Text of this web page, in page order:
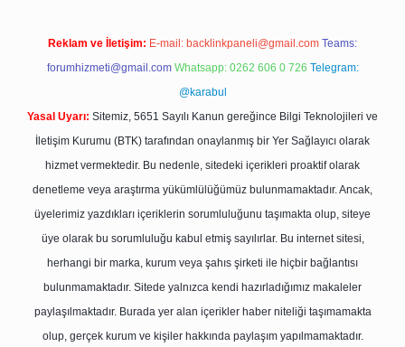
Reklam ve İletişim: E-mail: backlinkpaneli@gmail.com Teams:
forumhizmeti@gmail.com Whatsapp: 0262 606 0 726 Telegram:
@karabul
Yasal Uyarı: Sitemiz, 5651 Sayılı Kanun gereğince Bilgi Teknolojileri ve
İletişim Kurumu (BTK) tarafından onaylanmış bir Yer Sağlayıcı olarak
hizmet vermektedir. Bu nedenle, sitedeki içerikleri proaktif olarak
denetleme veya araştırma yükümlülüğümüz bulunmamaktadır. Ancak,
üyelerimiz yazdıkları içeriklerin sorumluluğunu taşımakta olup, siteye
üye olarak bu sorumluluğu kabul etmiş sayılırlar. Bu internet sitesi,
herhangi bir marka, kurum veya şahıs şirketi ile hiçbir bağlantısı
bulunmamaktadır. Sitede yalnızca kendi hazırladığımız makaleler
paylaşılmaktadır. Burada yer alan içerikler haber niteliği taşımamakta
olup, gerçek kurum ve kişiler hakkında paylaşım yapılmamaktadır.